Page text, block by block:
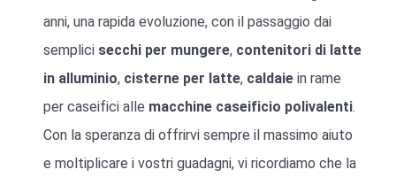
anni, una rapida evoluzione, con il passaggio dai
semplici secchi per mungere, contenitori di latte
in alluminio, cisterne per latte, caldaie in rame
per caseifici alle macchine caseificio polivalenti.
Con la speranza di offrirvi sempre il massimo aiuto
e moltiplicare i vostri guadagni, vi ricordiamo che la